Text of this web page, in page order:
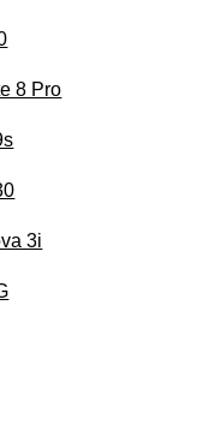
8 Pro
3i